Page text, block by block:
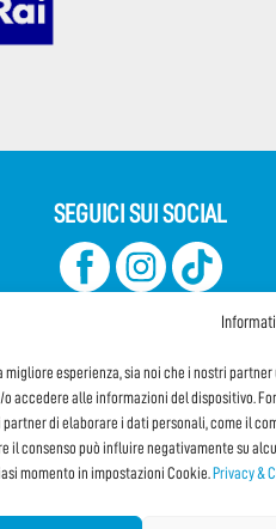
migliore esperienza, sia noi che i nostri
o accedere alle informazioni del dispositivo.
partner di elaborare i dati personali, come il
il consenso può influire negativamente su
momento in impostazioni Cookie. Privacy &
SEGUICI SUI SOCIAL